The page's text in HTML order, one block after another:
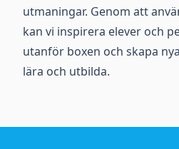
utmaningar. Genom att
kan vi inspirera elever och
utanför boxen och skapa
lära och utbilda.